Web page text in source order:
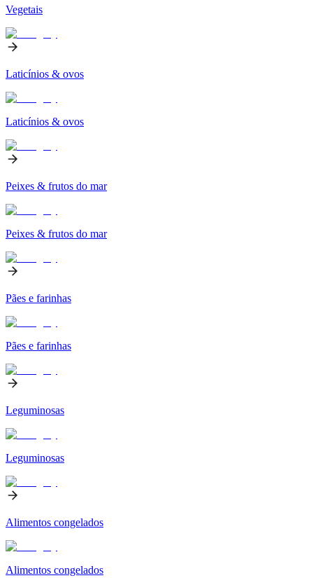
Vegetais
Laticínios & ovos
Laticínios & ovos
Peixes & frutos do mar
Peixes & frutos do mar
Pães e farinhas
Pães e farinhas
Leguminosas
Leguminosas
Alimentos congelados
Alimentos congelados